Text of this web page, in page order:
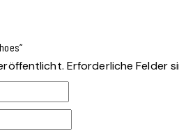
Erforderliche Felder